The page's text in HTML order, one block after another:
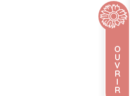
O
U
V
R
I
R